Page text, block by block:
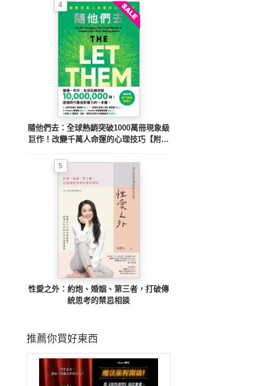
4
隨他們去：全球熱銷突破1000萬冊現象級
巨作！改變千萬人命運的心理技巧【附放
5
性愛之外：約炮、婚姻、第三者，打破傳
統思考的禁忌相談
推薦你買好東西